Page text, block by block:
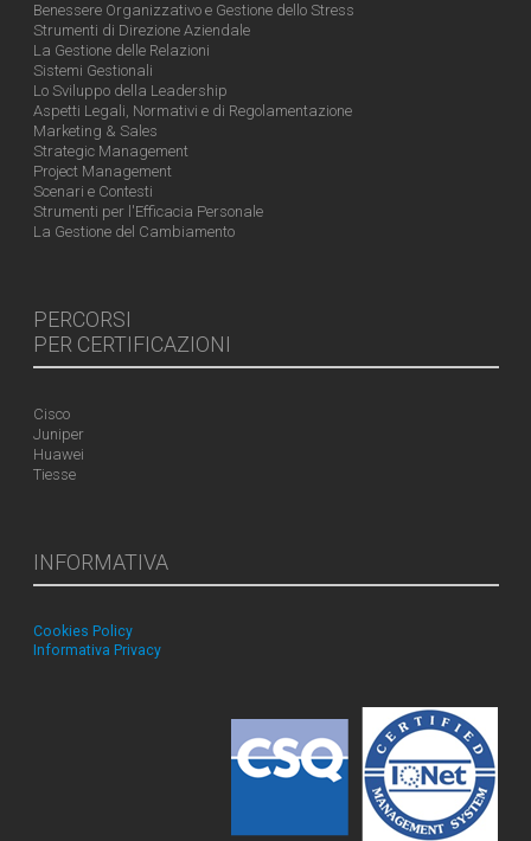
Benessere Organizzativo e Gestione dello Stress
Strumenti di Direzione Aziendale
La Gestione delle Relazioni
Sistemi Gestionali
Lo Sviluppo della Leadership
Aspetti Legali, Normativi e di Regolamentazione
Marketing & Sales
Strategic Management
Project Management
Scenari e Contesti
Strumenti per l'Efficacia Personale
La Gestione del Cambiamento
PERCORSI
PER CERTIFICAZIONI
Cisco
Juniper
Huawei
Tiesse
INFORMATIVA
Cookies Policy
Informativa Privacy